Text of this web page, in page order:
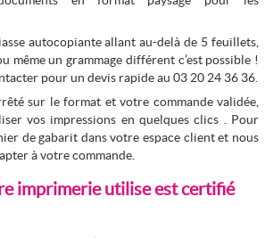
autocopiante allant au-delà de 5 feuillets,
même un grammage différent c’est possible !
pour un devis rapide au 03 20 24 36 36.
sur le format et votre commande validée,
vos impressions en quelques clics . Pour
de gabarit dans votre espace client et nous
à votre commande.
imprimerie utilise est certifié